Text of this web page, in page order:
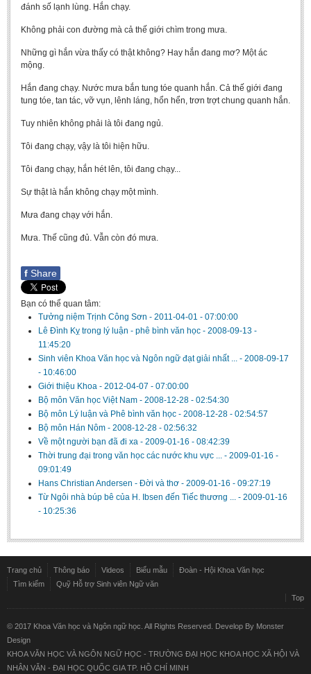
đánh số lạnh lùng. Hắn chạy.
Không phải con đường mà cả thế giới chìm trong mưa.
Những gì hắn vừa thấy có thật không? Hay hắn đang mơ? Một ác
mộng.
Hắn đang chạy. Nước mưa bắn tung tóe quanh hắn. Cả thế giới đang
tung tóe, tan tác, vỡ vụn, lênh láng, hổn hển, trơn trợt chung quanh hắn.
Tuy nhiên không phải là tôi đang ngủ.
Tôi đang chạy, vậy là tôi hiện hữu.
Tôi đang chạy, hắn hét lên, tôi đang chạy...
Sự thật là hắn không chạy một mình.
Mưa đang chạy với hắn.
Mưa. Thế cũng đủ. Vẫn còn đó mưa.
f Share
Bạn có thể quan tâm:
Tưởng niệm Trịnh Công Sơn - 2011-04-01 - 07:00:00
Lê Đình Kỵ trong lý luận - phê bình văn học - 2008-09-13 -
11:45:20
Sinh viên Khoa Văn học và Ngôn ngữ đạt giải nhất ... - 2008-09-17
- 10:46:00
Giới thiệu Khoa - 2012-04-07 - 07:00:00
Bộ môn Văn học Việt Nam - 2008-12-28 - 02:54:30
Bộ môn Lý luận và Phê bình văn học - 2008-12-28 - 02:54:57
Bộ môn Hán Nôm - 2008-12-28 - 02:56:32
Về một người bạn đã đi xa - 2009-01-16 - 08:42:39
Thời trung đại trong văn học các nước khu vực ... - 2009-01-16 -
09:01:49
Hans Christian Andersen - Đời và thơ - 2009-01-16 - 09:27:19
Từ Ngôi nhà búp bê của H. Ibsen đến Tiếc thương ... - 2009-01-16
- 10:25:36
Trang chủ Thông báo Videos Biểu mẫu
Đoàn - Hội Khoa Văn học
Tìm kiếm
Quỹ Hỗ trợ Sinh viên Ngữ văn
Top
© 2017 Khoa Văn học và Ngôn ngữ học. All Rights Reserved. Develop By Monster
Design
KHOA VĂN HỌC VÀ NGÔN NGỮ HỌC - TRƯỜNG ĐẠI HỌC KHOA HỌC XÃ HỘI VÀ
NHÂN VĂN - ĐẠI HỌC QUỐC GIA TP. HỒ CHÍ MINH